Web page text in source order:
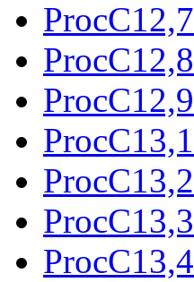
ProcC12,7
ProcC12,8
ProcC12,9
ProcC13,1
ProcC13,2
ProcC13,3
ProcC13,4